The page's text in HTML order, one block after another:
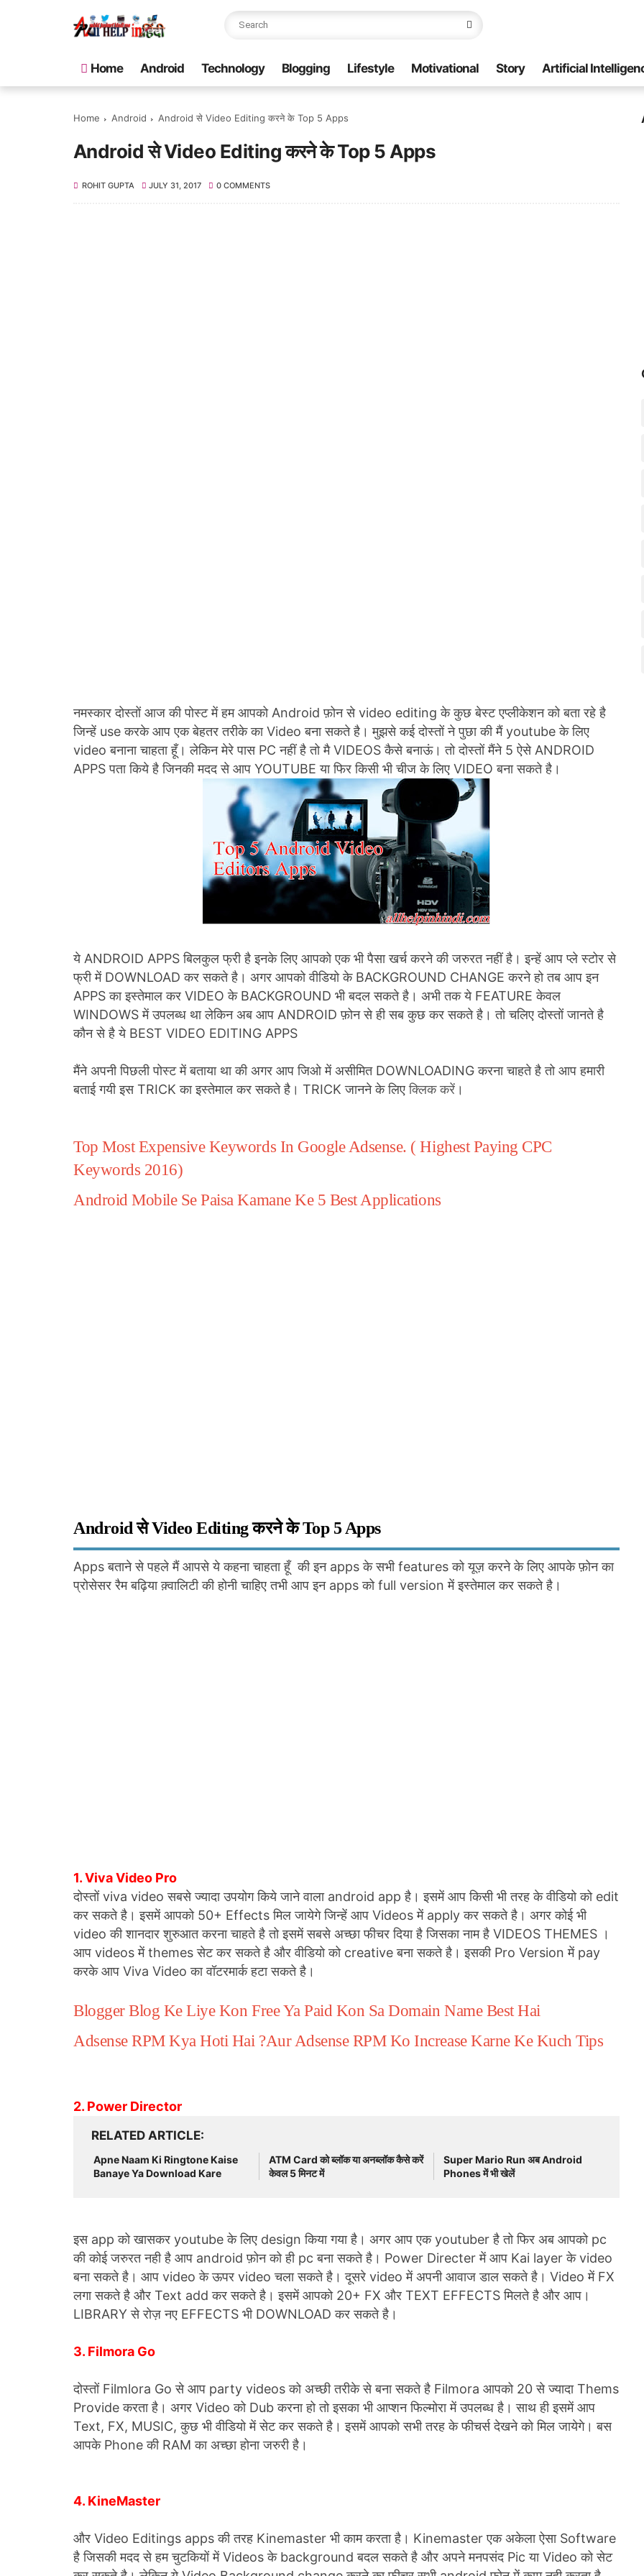
Home Android Technology Blogging Lifestyle Motivational Story Artificial
Home Android Android से Video Editing करने के Top 5 Apps
Android से Video Editing करने के Top 5 Apps
ROHIT GUPTA JULY 31, 2017 0 COMMENTS
नमस्कार दोस्तों आज की पोस्ट में हम आपको Android फ़ोन से video editing के कुछ बेस्ट एप्लीकेशन को बता रहे है
जिन्हें use करके आप एक बेहतर तरीके का Video बना सकते है। मुझसे कई दोस्तों ने पुछा की मैं youtube के लिए
video बनाना चाहता हूँ। लेकिन मेरे पास PC नहीं है तो मै VIDEOS कैसे बनाऊं। तो दोस्तों मैंने 5 ऐसे ANDROID
APPS पता किये है जिनकी मदद से आप YOUTUBE या फिर किसी भी चीज के लिए VIDEO बना सकते है।
ये ANDROID APPS बिलकुल फ्री है इनके लिए आपको एक भी पैसा खर्च करने की जरुरत नहीं है। इन्हें आप प्ले स्टोर से
फ्री में DOWNLOAD कर सकते है। अगर आपको वीडियो के BACKGROUND CHANGE करने हो तब आप इन
APPS का इस्तेमाल कर VIDEO के BACKGROUND भी बदल सकते है। अभी तक ये FEATURE केवल
WINDOWS में उपलब्ध था लेकिन अब आप ANDROID फ़ोन से ही सब कुछ कर सकते है। तो चलिए दोस्तों जानते है
कौन से है ये BEST VIDEO EDITING APPS
मैंने अपनी पिछली पोस्ट में बताया था की अगर आप जिओ में असीमित DOWNLOADING करना चाहते है तो आप हमारी
बताई गयी इस TRICK का इस्तेमाल कर सकते है। TRICK जानने के लिएक्लिक करें ।
Top Most Expensive Keywords In Google Adsense. ( Highest Paying CPC
Keywords 2016)
Android Mobile Se Paisa Kamane Ke 5 Best Applications
Android से Video Editing करने के Top 5 Apps
Apps बताने से पहले मैं आपसे ये कहना चाहता हूँ की इन apps के सभी features को यूज़ करने के लिए आपके फ़ोन का
प्रोसेसर रैम बढ़िया क़्वालिटी की होनी चाहिए तभी आप इन apps को full version में इस्तेमाल कर सकते है।
1. Viva Video Pro
दोस्तों viva video सबसे ज्यादा उपयोग किये जाने वाला android app है। इसमें आप किसी भी तरह के वीडियो को edit
कर सकते है। इसमें आपको 50+ Effects मिल जायेगे जिन्हें आप Videos में apply कर सकते है। अगर कोई भी
video की शानदार शुरुआत करना चाहते है तो इसमें सबसे अच्छा फीचर दिया है जिसका नाम है VIDEOS THEMES ।
आप videos में themes सेट कर सकते है और वीडियो को creative बना सकते है। इसकी Pro Version में pay
करके आप Viva Video का वॉटरमार्क हटा सकते है।
Blogger Blog Ke Liye Kon Free Ya Paid Kon Sa Domain Name Best Hai
Adsense RPM Kya Hoti Hai ?Aur Adsense RPM Ko Increase Karne Ke Kuch Tips
2. Power Director
RELATED ARTICLE
Apne Naam Ki Ringtone Kaise
Banaye Ya Download Kare
ATM Card को ब्लॉक या अनब्लॉक कैसे करें
केवल 5 मिनट में
Super Mario Run अब Android
Phones में भी खेलें
इस app को खासकर youtube के लिए design किया गया है। अगर आप एक youtuber है तो फिर अब आपको pc
की कोई जरुरत नही है आप android फ़ोन को ही pc बना सकते है। Power Directer में आप Kai layer के video
बना सकते है। आप video के ऊपर video चला सकते है। दूसरे video में अपनी आवाज डाल सकते है। Video में FX
लगा सकते है और Text add कर सकते है। इसमें आपको 20+ FX और TEXT EFFECTS मिलते है और आप।
LIBRARY से रोज़ नए EFFECTS भी DOWNLOAD कर सकते है।
3. Filmora Go
दोस्तों Filmlora Go से आप party videos को अच्छी तरीके से बना सकते है Filmora आपको 20 से ज्यादा Thems
Provide करता है। अगर Video को Dub करना हो तो इसका भी आप्शन फिल्मोरा में उपलब्ध है। साथ ही इसमें आप
Text, FX, MUSIC, कुछ भी वीडियो में सेट कर सकते है। इसमें आपको सभी तरह के फीचर्स देखने को मिल जायेगे। बस
आपके Phone की RAM का अच्छा होना जरुरी है।
4. KineMaster
और Video Editings apps की तरह Kinemaster भी काम करता है। Kinemaster एक अकेला ऐसा Software
है जिसकी मदद से हम चुटकियों में Videos के background बदल सकते है और अपने मनपसंद Pic या Video को सेट